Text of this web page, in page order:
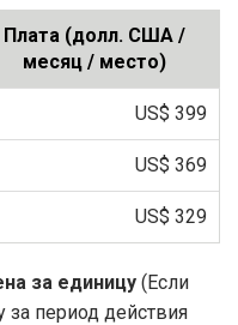
Плата (долл. США /
месяц / место)
US$ 399
US$ 369
US$ 329
за единицу (Если
период действия